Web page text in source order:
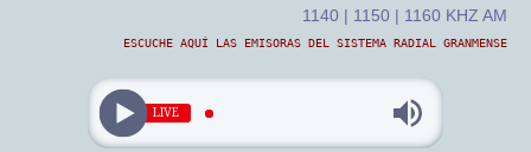
1140 | 1150 | 1160 KHZ AM
ESCUCHE AQUÍ LAS EMISORAS DEL SISTEMA RADIAL GRANMENSE
LIVE